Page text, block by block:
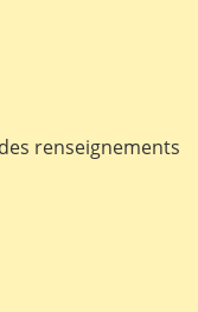
renseignements